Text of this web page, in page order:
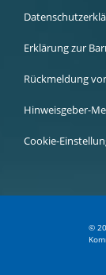
Erklärung zur
Rückmeldung
Hinweisgeber-
Cookie-
©